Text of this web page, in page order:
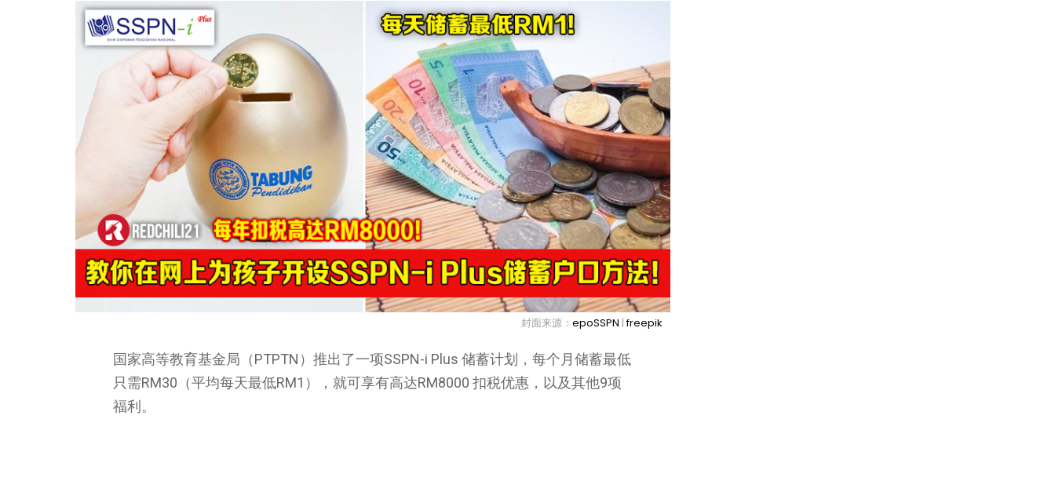
封面来源： epoSSPN |freepik
国家高等教育基金局（PTPTN）推出了一项SSPN-i Plus 储蓄计划，每个月储蓄最低
只需RM30（平均每天最低RM1），就可享有高达RM8000 扣税优惠，以及其他9项
福利。